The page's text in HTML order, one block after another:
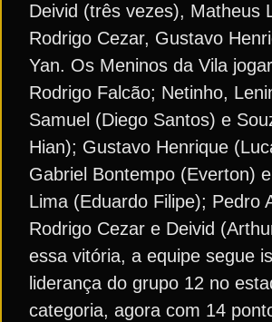
Deivid (três vezes), Matheus
Rodrigo Cezar, Gustavo
Yan. Os Meninos da Vila
Rodrigo Falcão; Netinho,
Samuel (Diego Santos) e
Hian); Gustavo Henrique
Gabriel Bontempo (Everton)
Lima (Eduardo Filipe); Pedro
Rodrigo Cezar e Deivid
essa vitória, a equipe segue
liderança do grupo 12 no
categoria, agora com 14